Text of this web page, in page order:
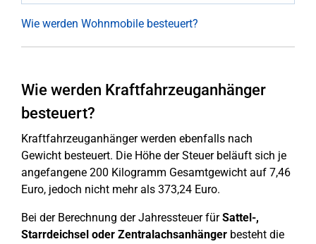
Wie werden Wohnmobile besteuert?
Wie werden Kraftfahrzeuganhänger
besteuert?
Kraftfahrzeuganhänger werden ebenfalls nach
Gewicht besteuert. Die Höhe der Steuer beläuft sich je
angefangene 200 Kilogramm Gesamtgewicht auf 7,46
Euro, jedoch nicht mehr als 373,24 Euro.
Bei der Berechnung der Jahressteuer fürSattel-,
Starrdeichsel oder Zentralachsanhänger besteht die